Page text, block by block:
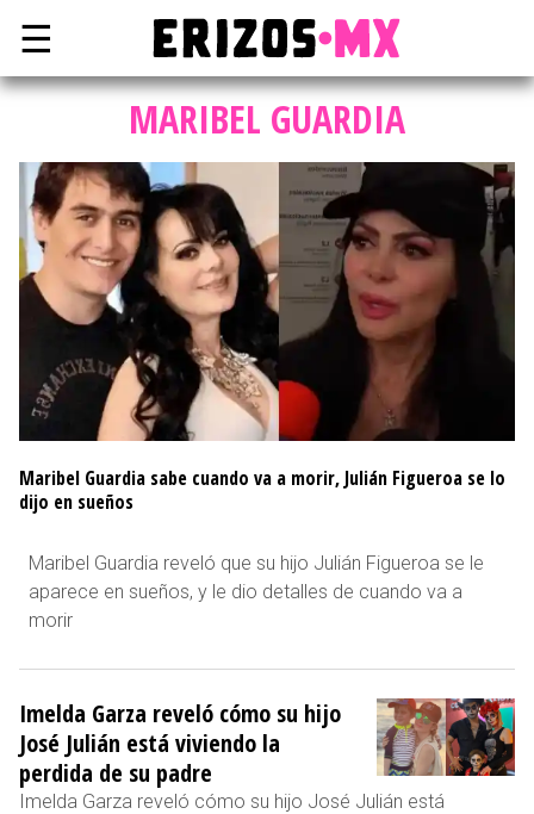
☰
MARIBEL GUARDIA
Maribel Guardia sabe cuando va a morir, Julián Figueroa se lo
dijo en sueños
Maribel Guardia reveló que su hijo Julián Figueroa se le
aparece en sueños, y le dio detalles de cuando va a
morir
Imelda Garza reveló cómo su hijo
José Julián está viviendo la
perdida de su padre
Imelda Garza reveló cómo su hijo José Julián está